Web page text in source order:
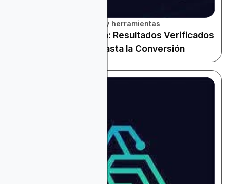
Revisión de plataformas y herramientas
Medición y Atribución: Resultados Verificados
desde la Impresión hasta la Conversión